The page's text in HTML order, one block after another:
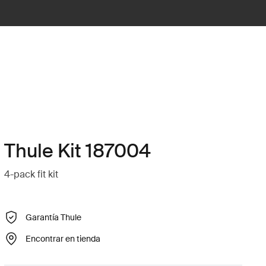
Thule Kit 187004
4-pack fit kit
Garantía Thule
Encontrar en tienda